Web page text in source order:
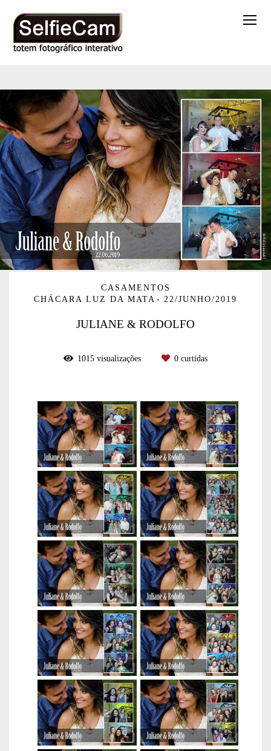
CASAMENTOS
CHÁCARA LUZ DA MATA
22/JUNHO/2019
JULIANE & RODOLFO
1015 visualizações 0 curtidas